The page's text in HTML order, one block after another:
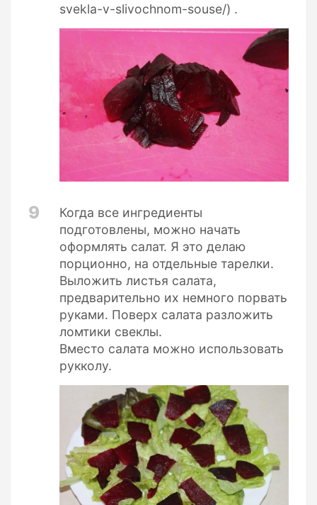
svekla-v-slivochnom-souse/) .
9
Когда все ингредиенты
подготовлены, можно начать
оформлять салат. Я это делаю
порционно, на отдельные тарелки.
Выложить листья салата,
предварительно их немного порвать
руками. Поверх салата разложить
ломтики свеклы.
Вместо салата можно использовать
рукколу.